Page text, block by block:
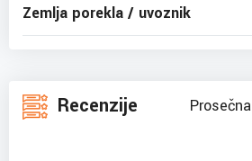
Zemlja porekla / uvoznik
Recenzije